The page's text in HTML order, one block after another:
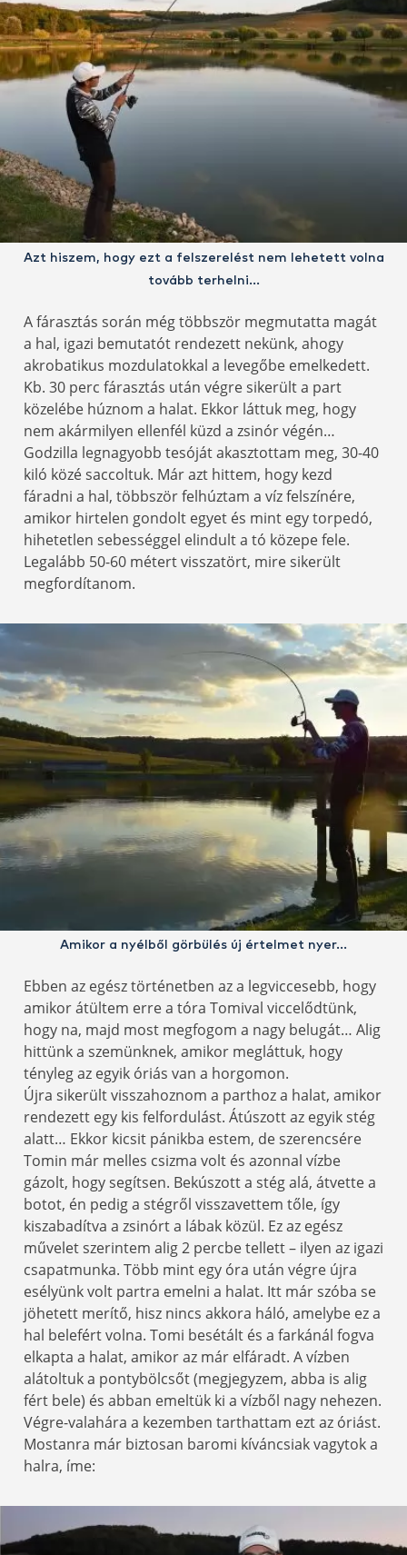
Azt hiszem, hogy ezt a felszerelést nem lehetett volna
tovább terhelni…
A fárasztás során még többször megmutatta magát
a hal, igazi bemutatót rendezett nekünk, ahogy
akrobatikus mozdulatokkal a levegőbe emelkedett.
Kb. 30 perc fárasztás után végre sikerült a part
közelébe húznom a halat. Ekkor láttuk meg, hogy
nem akármilyen ellenfél küzd a zsinór végén…
Godzilla legnagyobb tesóját akasztottam meg, 30-40
kiló közé saccoltuk. Már azt hittem, hogy kezd
fáradni a hal, többször felhúztam a víz felszínére,
amikor hirtelen gondolt egyet és mint egy torpedó,
hihetetlen sebességgel elindult a tó közepe fele.
Legalább 50-60 métert visszatört, mire sikerült
megfordítanom.
Amikor a nyélből görbülés új értelmet nyer…
Ebben az egész történetben az a legviccesebb, hogy
amikor átültem erre a tóra Tomival viccelődtünk,
hogy na, majd most megfogom a nagy belugát… Alig
hittünk a szemünknek, amikor megláttuk, hogy
tényleg az egyik óriás van a horgomon.
Újra sikerült visszahoznom a parthoz a halat, amikor
rendezett egy kis felfordulást. Átúszott az egyik stég
alatt… Ekkor kicsit pánikba estem, de szerencsére
Tomin már melles csizma volt és azonnal vízbe
gázolt, hogy segítsen. Bekúszott a stég alá, átvette a
botot, én pedig a stégről visszavettem tőle, így
kiszabadítva a zsinórt a lábak közül. Ez az egész
művelet szerintem alig 2 percbe tellett – ilyen az igazi
csapatmunka. Több mint egy óra után végre újra
esélyünk volt partra emelni a halat. Itt már szóba se
jöhetett merítő, hisz nincs akkora háló, amelybe ez a
hal belefért volna. Tomi besétált és a farkánál fogva
elkapta a halat, amikor az már elfáradt. A vízben
alátoltuk a pontybölcsőt (megjegyzem, abba is alig
fért bele) és abban emeltük ki a vízből nagy nehezen.
Végre-valahára a kezemben tarthattam ezt az óriást.
Mostanra már biztosan baromi kíváncsiak vagytok a
halra, íme: